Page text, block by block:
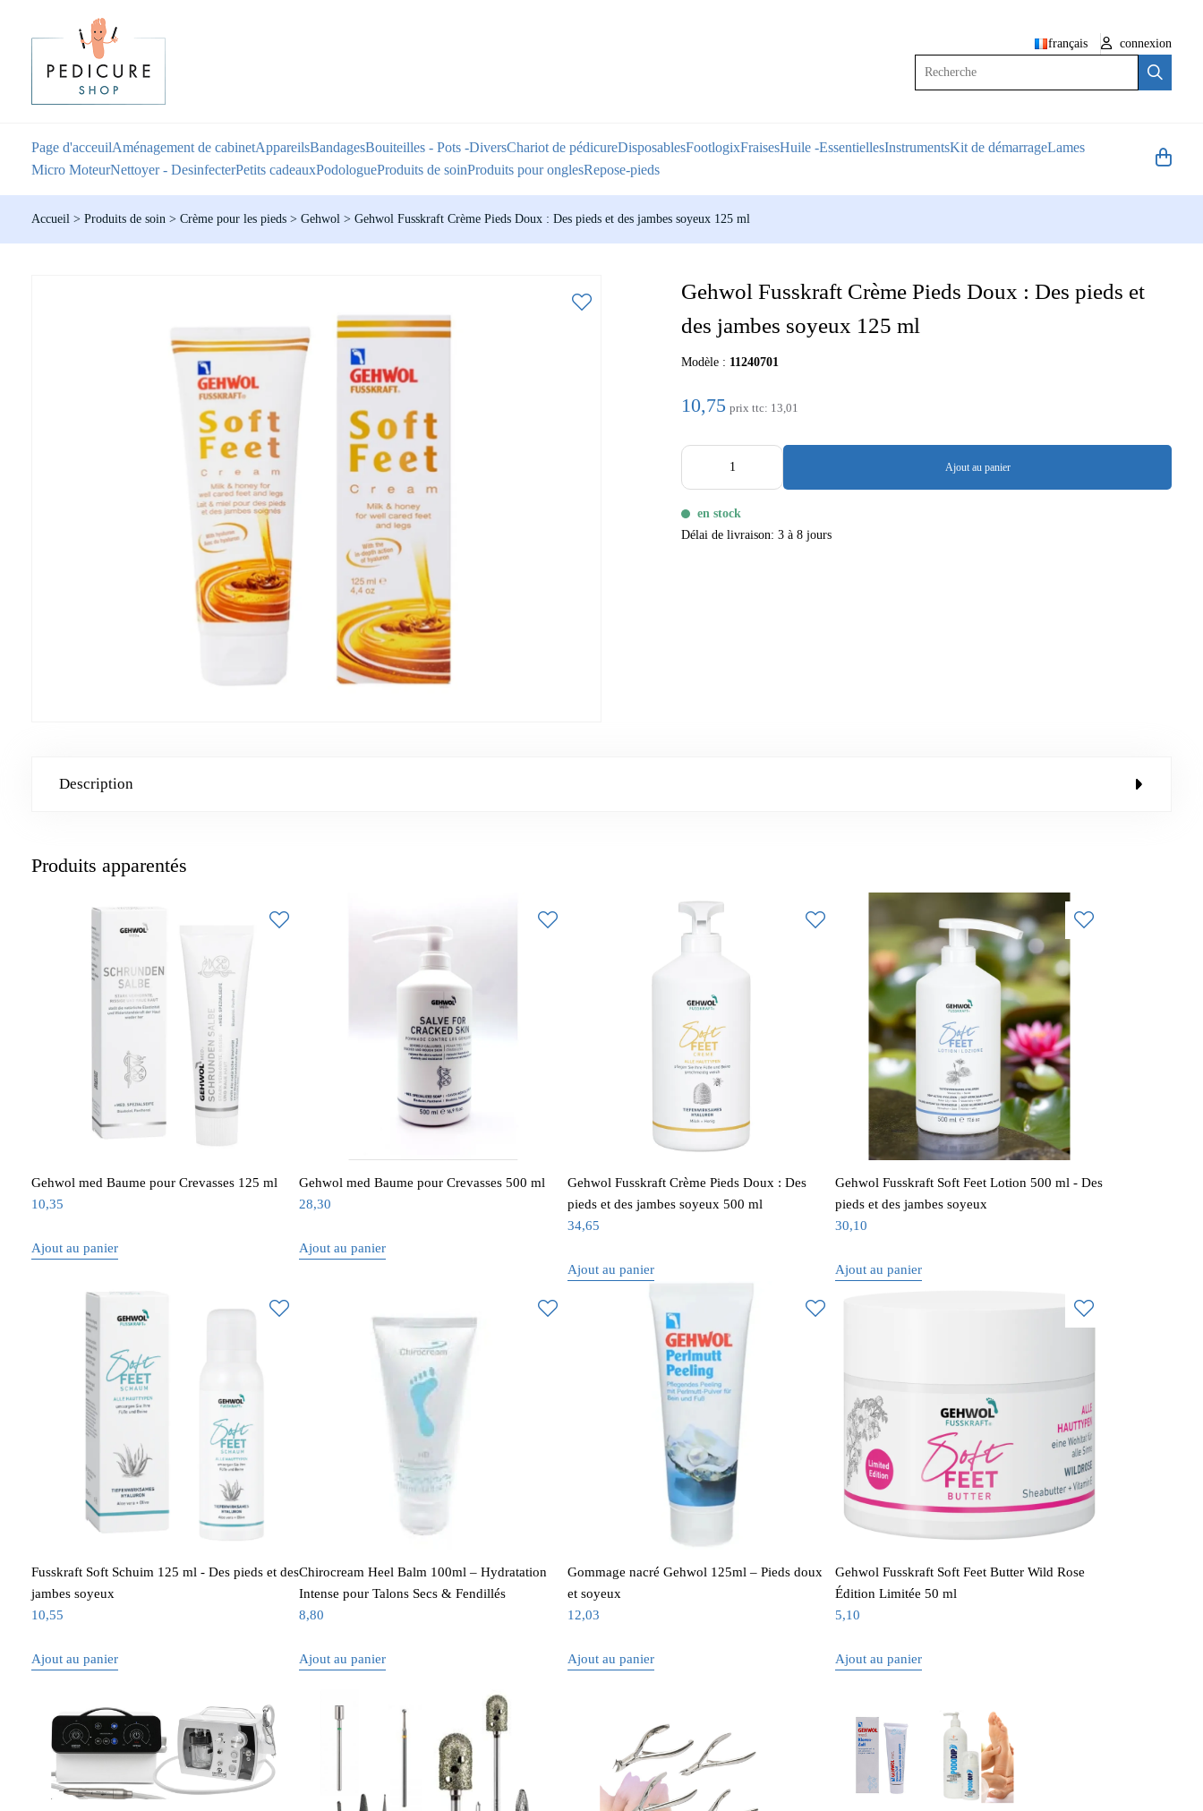
français
connexion
Page d'acceuilAménagement de cabinetAppareilsBandagesBouiteilles - Pots -DiversChariot de pédicureDisposablesFootlogixFraisesHuile -EssentiellesInstrumentsKit de démarrageLames
Micro MoteurNettoyer - DesinfecterPetits cadeauxPodologueProduits de soinProduits pour onglesRepose-pieds
Accueil > Produits de soin > Crème pour les pieds > Gehwol > Gehwol Fusskraft Crème Pieds Doux : Des pieds et des jambes soyeux 125 ml
Gehwol Fusskraft Crème Pieds Doux : Des pieds et
des jambes soyeux 125 ml
Modèle : 11240701
10,75 prix ttc: 13,01
Ajout au panier
en stock
Délai de livraison: 3 à 8 jours
Description
Produits apparentés
Gehwol med Baume pour Crevasses 125 ml
10,35
Ajout au panier
Gehwol med Baume pour Crevasses 500 ml
28,30
Ajout au panier
Gehwol Fusskraft Crème Pieds Doux : Des
pieds et des jambes soyeux 500 ml
34,65
Ajout au panier
Gehwol Fusskraft Soft Feet Lotion 500 ml - Des
pieds et des jambes soyeux
30,10
Ajout au panier
Fusskraft Soft Schuim 125 ml - Des pieds et des
jambes soyeux
10,55
Ajout au panier
Chirocream Heel Balm 100ml – Hydratation
Intense pour Talons Secs & Fendillés
8,80
Ajout au panier
Gommage nacré Gehwol 125ml – Pieds doux
et soyeux
12,03
Ajout au panier
Gehwol Fusskraft Soft Feet Butter Wild Rose
Édition Limitée 50 ml
5,10
Ajout au panier